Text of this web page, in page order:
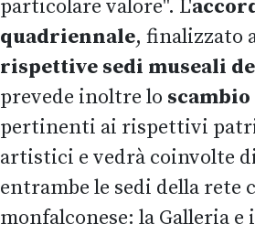
particolare valore". L'
quadriennale, finalizzato
rispettive sedi museali
prevede inoltre lo
pertinenti ai rispettivi
artistici e vedrà coinvolte
entrambe le sedi della rete
monfalconese: la Galleria e